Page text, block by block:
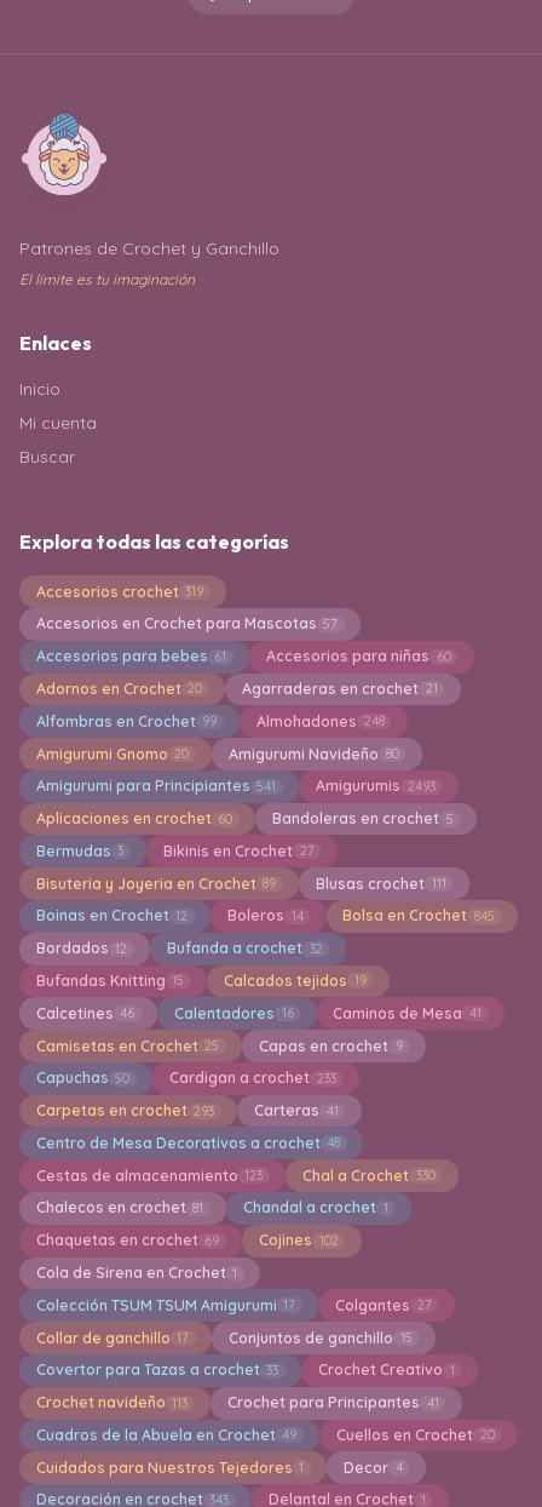
Patrones de Crochet y Ganchillo
El límite es tu imaginación
Enlaces
Inicio
Mi cuenta
Buscar
Explora todas las categorías
Accesorios crochet 319
Accesorios en Crochet para Mascotas 57
Accesorios para bebes 61 Accesorios para niñas 60
Adornos en Crochet 20 Agarraderas en crochet 21
Alfombras en Crochet 99 Almohadones 248
Amigurumi Gnomo 20 Amigurumi Navideño 80
Amigurumi para Principiantes 541 Amigurumis 2493
Aplicaciones en crochet 60 Bandoleras en crochet 5
Bermudas 3 Bikinis en Crochet 27
Bisuteria y Joyeria en Crochet 89 Blusas crochet 111
Boinas en Crochet 12 Boleros 14 Bolsa en Crochet 845
Bordados 12 Bufanda a crochet 32
Bufandas Knitting 15 Calcados tejidos 19
Calcetines 46 Calentadores 16 Caminos de Mesa 41
Camisetas en Crochet 25 Capas en crochet 9
Capuchas 50 Cardigan a crochet 233
Carpetas en crochet 293 Carteras 41
Centro de Mesa Decorativos a crochet 48
Cestas de almacenamiento 123 Chal a Crochet 330
Chalecos en crochet 81 Chandal a crochet 1
Chaquetas en crochet 69 Cojines 102
Cola de Sirena en Crochet 1
Colección TSUM TSUM Amigurumi 17 Colgantes 27
Collar de ganchillo 17 Conjuntos de ganchillo 15
Covertor para Tazas a crochet 33 Crochet Creativo 1
Crochet navideño 113 Crochet para Principantes 41
Cuadros de la Abuela en Crochet 49 Cuellos en Crochet 20
Cuidados para Nuestros Tejedores 1 Decor 4
Decoración en crochet 343 Delantal en Crochet 1